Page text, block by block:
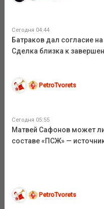
Сегодня 04:44
Батраков дал согласие
Сделка близка к
PetroTvorets
Сегодня 05:55
Матвей Сафонов может
составе «ПСЖ» —
PetroTvorets